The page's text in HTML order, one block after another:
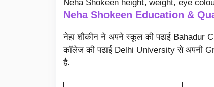
Neha Shokeen height, weight, eye
Neha Shokeen Education &
नेहा शौकीन ने अपने स्कूल की पढाई Bahadur
कॉलेज की पढाई Delhi University से अपनी
है.